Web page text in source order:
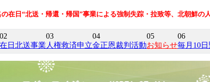
の在日“北送・帰還・帰国”事業による強制失踪・拉致等、北朝鮮の
02
在日北送事業
03
人権救済申立
04
金正恩裁判活動
05
お知らせ
06
毎月10